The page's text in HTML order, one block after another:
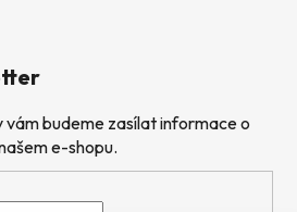
vám budeme zasílat informace o
e-shopu.